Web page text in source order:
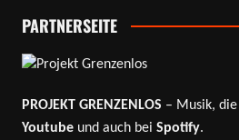
PARTNERSEITE
PROJEKT GRENZENLOS – Musik,
Youtube und auch bei Spotify.